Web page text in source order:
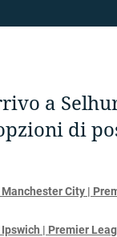
a
di
City |
| Premier